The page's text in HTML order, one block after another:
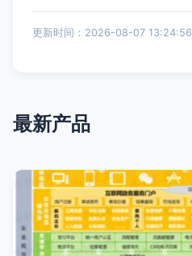
更新时间：2026-08-07 13:24:56
最新产品